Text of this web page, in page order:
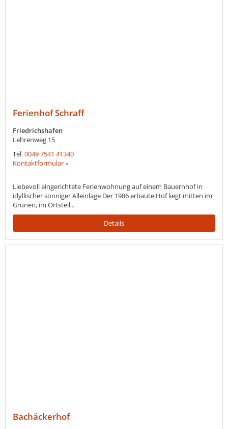
Ferienhof Schraff
Friedrichshafen
Lehrenweg 15
Tel.0049 7541 41340
Kontaktformular »
Liebevoll eingerichtete Ferienwohnung auf einem Bauernhof in
idyllischer sonniger Alleinlage Der 1986 erbaute Hof liegt mitten im
Grünen, im Ortsteil...
Details
Bachäckerhof